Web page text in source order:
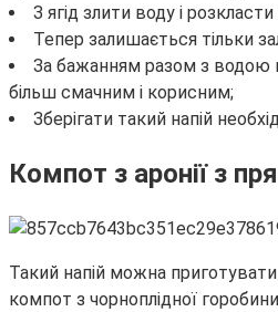
З ягід злити воду і
Тепер залишається тільки
За бажанням разом з водою
більш смачним і корисним;
Зберігати такий напій
Компот з аронії з
Такий напій можна
компот з чорноплідної